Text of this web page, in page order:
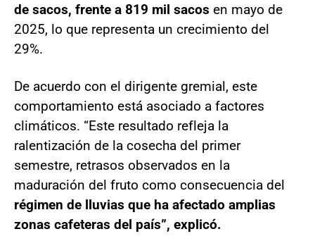
de sacos, frente a 819 mil sacos en mayo de
2025, lo que representa un crecimiento del
29%.
De acuerdo con el dirigente gremial, este
comportamiento está asociado a factores
climáticos. “Este resultado refleja la
ralentización de la cosecha del primer
semestre, retrasos observados en la
maduración del fruto como consecuencia del
régimen de lluvias que ha afectado amplias
zonas cafeteras del país”, explicó.